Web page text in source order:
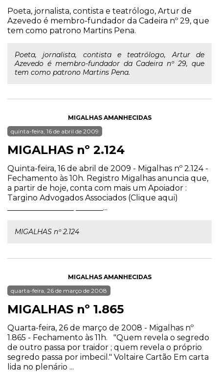
Poeta, jornalista, contista e teatrólogo, Artur de
Azevedo é membro-fundador da Cadeira nº 29, que
tem como patrono Martins Pena.
Poeta, jornalista, contista e teatrólogo, Artur de
Azevedo é membro-fundador da Cadeira nº 29, que
tem como patrono Martins Pena.
MIGALHAS AMANHECIDAS
quinta-feira, 16 de abril de 2009
MIGALHAS nº 2.124
Quinta-feira, 16 de abril de 2009 - Migalhas nº 2.124 -
Fechamento às 10h. Registro Migalhas anuncia que,
a partir de hoje, conta com mais um Apoiador :
Targino Advogados Associados (Clique aqui)
_________________ _______...
MIGALHAS nº 2.124
MIGALHAS AMANHECIDAS
quarta-feira, 26 de março de 2008
MIGALHAS nº 1.865
Quarta-feira, 26 de março de 2008 - Migalhas nº
1.865 - Fechamento às 11h. "Quem revela o segredo
de outro passa por traidor ; quem revela o próprio
segredo passa por imbecil." Voltaire Cartão Em carta
lida no plenário ...